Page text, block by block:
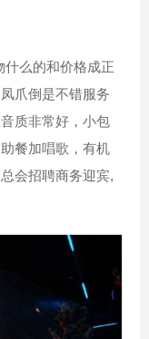
么的和价格成正
爪倒是不错服务
质非常好，小包
餐加唱歌，有机
会招聘商务迎宾,